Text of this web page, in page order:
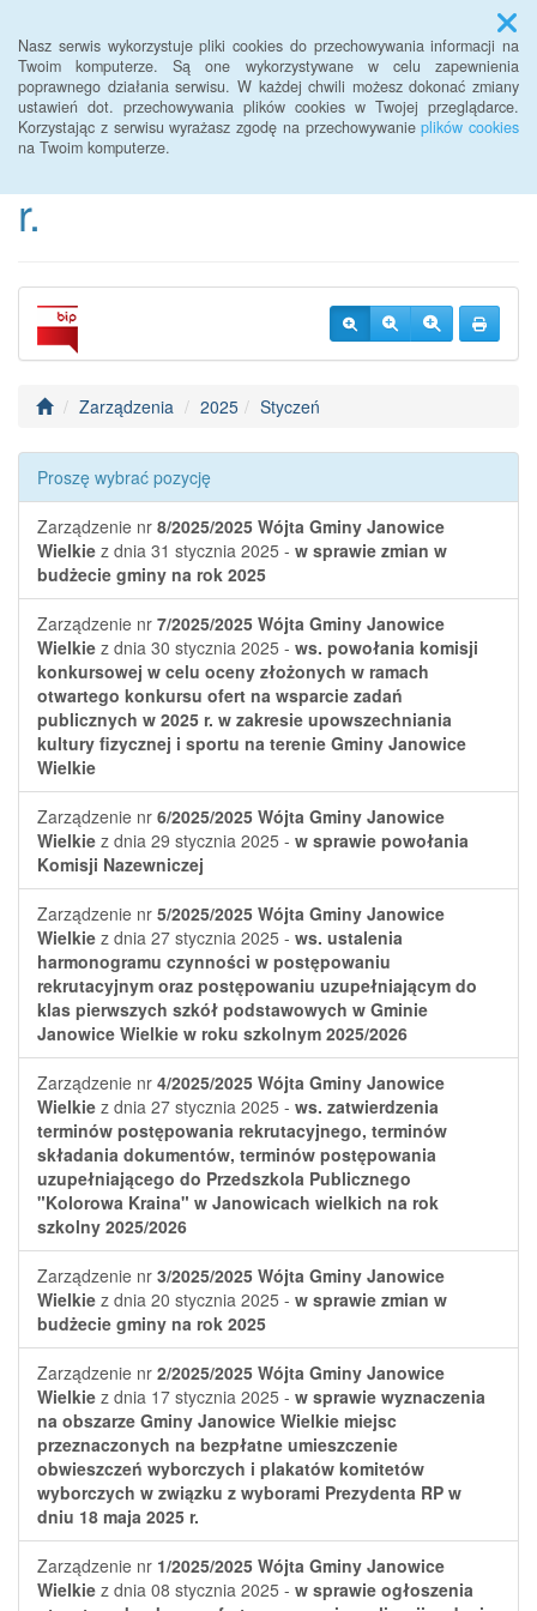
Nasz serwis wykorzystuje pliki cookies do przechowywania informacji na
Twoim komputerze. Są one wykorzystywane w celu zapewnienia
poprawnego działania serwisu. W każdej chwili możesz dokonać zmiany
ustawień dot. przechowywania plików cookies w Twojej przeglądarce.
Korzystając z serwisu wyrażasz zgodę na przechowywanieplików cookies
na Twoim komputerze.
Menu
BIP Urzędu Gminy
Janowice Wielkie od 2022
r.
Zarządzenia 2025 Styczeń
Proszę wybrać pozycję
Zarządzenie nr 8/2025/2025 Wójta Gminy Janowice
Wielkie z dnia 31 stycznia 2025 - w sprawie zmian w
budżecie gminy na rok 2025
Zarządzenie nr 7/2025/2025 Wójta Gminy Janowice
Wielkie z dnia 30 stycznia 2025 - ws. powołania komisji
konkursowej w celu oceny złożonych w ramach
otwartego konkursu ofert na wsparcie zadań
publicznych w 2025 r. w zakresie upowszechniania
kultury fizycznej i sportu na terenie Gminy Janowice
Wielkie
Zarządzenie nr 6/2025/2025 Wójta Gminy Janowice
Wielkie z dnia 29 stycznia 2025 - w sprawie powołania
Komisji Nazewniczej
Zarządzenie nr 5/2025/2025 Wójta Gminy Janowice
Wielkie z dnia 27 stycznia 2025 - ws. ustalenia
harmonogramu czynności w postępowaniu
rekrutacyjnym oraz postępowaniu uzupełniającym do
klas pierwszych szkół podstawowych w Gminie
Janowice Wielkie w roku szkolnym 2025/2026
Zarządzenie nr 4/2025/2025 Wójta Gminy Janowice
Wielkie z dnia 27 stycznia 2025 - ws. zatwierdzenia
terminów postępowania rekrutacyjnego, terminów
składania dokumentów, terminów postępowania
uzupełniającego do Przedszkola Publicznego
"Kolorowa Kraina" w Janowicach wielkich na rok
szkolny 2025/2026
Zarządzenie nr 3/2025/2025 Wójta Gminy Janowice
Wielkie z dnia 20 stycznia 2025 - w sprawie zmian w
budżecie gminy na rok 2025
Zarządzenie nr 2/2025/2025 Wójta Gminy Janowice
Wielkie z dnia 17 stycznia 2025 - w sprawie wyznaczenia
na obszarze Gminy Janowice Wielkie miejsc
przeznaczonych na bezpłatne umieszczenie
obwieszczeń wyborczych i plakatów komitetów
wyborczych w związku z wyborami Prezydenta RP w
dniu 18 maja 2025 r.
Zarządzenie nr 1/2025/2025 Wójta Gminy Janowice
Wielkie z dnia 08 stycznia 2025 - w sprawie ogłoszenia